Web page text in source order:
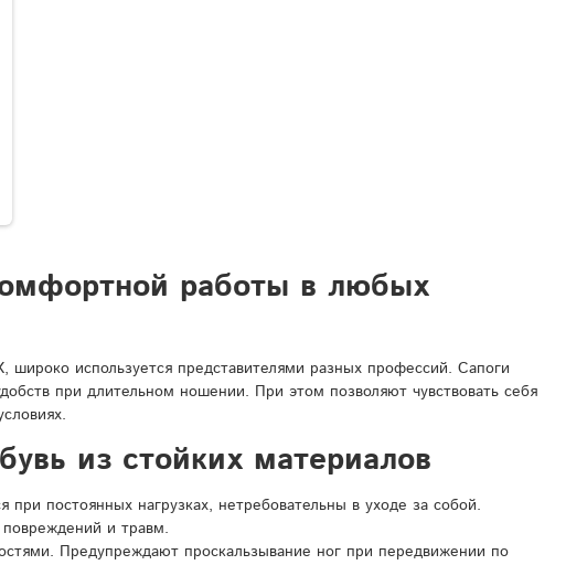
работы в любых
используется представителями разных профессий. Сапоги
при длительном ношении. При этом позволяют чувствовать себя
из стойких материалов
постоянных нагрузках, нетребовательны в уходе за собой.
и травм.
Предупреждают проскальзывание ног при передвижении по